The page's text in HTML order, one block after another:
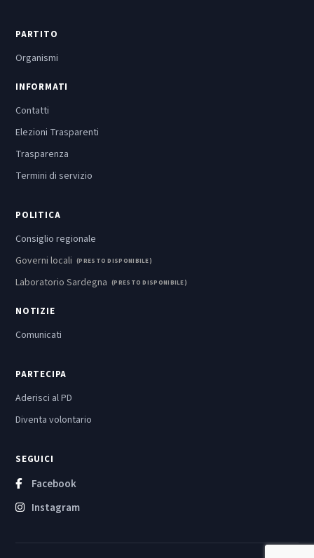
PARTITO
Organismi
INFORMATI
Contatti
Elezioni Trasparenti
Trasparenza
Termini di servizio
POLITICA
Consiglio regionale
Governi locali (PRESTO DISPONIBILE)
Laboratorio Sardegna (PRESTO DISPONIBILE)
NOTIZIE
Comunicati
PARTECIPA
Aderisci al PD
Diventa volontario
SEGUICI
Facebook
Instagram